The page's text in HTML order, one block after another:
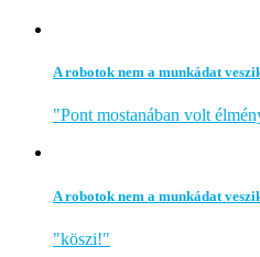
A robotok nem a munkádat
"Pont mostanában volt
A robotok nem a munkádat
"köszi!"